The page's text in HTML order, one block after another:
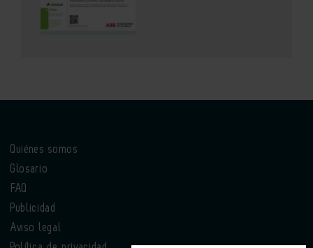
Quiénes somos
Glosario
FAQ
Publicidad
Aviso legal